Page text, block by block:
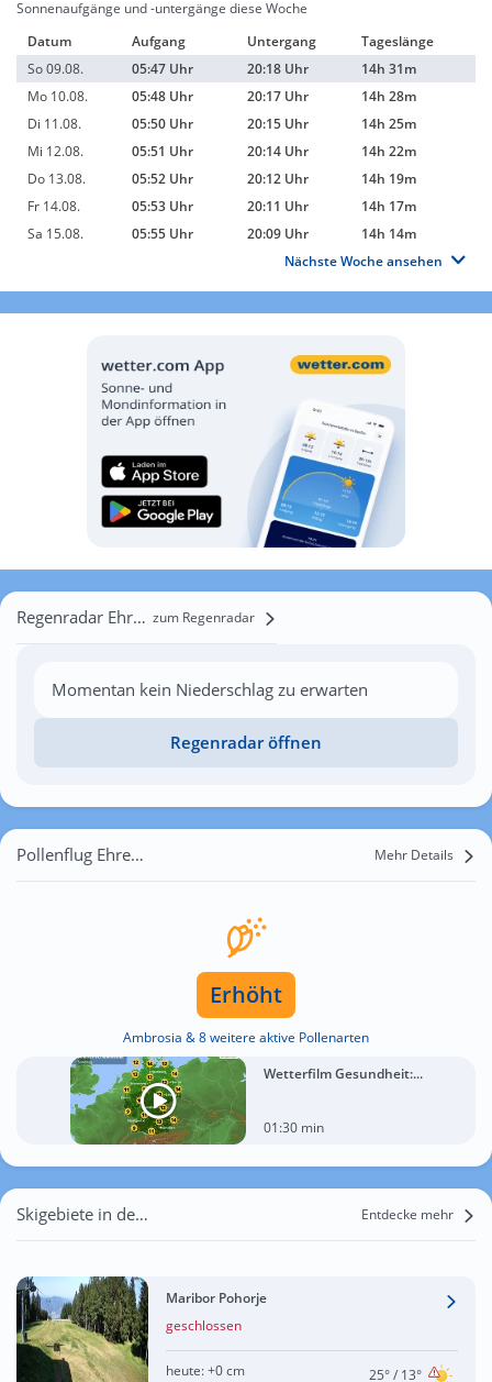
Sonnenaufgänge und -untergänge diese Woche
Datum
Aufgang Untergang
Tageslänge
So 09.08.
05:47 Uhr 20:18 Uhr
14h 31m
Mo 10.08.
05:48 Uhr 20:17 Uhr
14h 28m
Di 11.08.
05:50 Uhr 20:15 Uhr
14h 25m
Mi 12.08.
05:51 Uhr 20:14 Uhr
14h 22m
Do 13.08.
05:52 Uhr 20:12 Uhr
14h 19m
Fr 14.08.
05:53 Uhr 20:11 Uhr
14h 17m
Sa 15.08.
05:55 Uhr 20:09 Uhr
14h 14m
Nächste Woche ansehen
Regenradar Ehrenhausen zum Regenradar
Momentan kein Niederschlag zu erwarten
Regenradar öffnen
Pollenflug Ehrenhausen Mehr Details
Erhöht
Ambrosia & 8 weitere aktive Pollenarten
Wetterfilm Gesundheit:...
01:30 min
Skigebiete in der Nähe von Ehrenhausen Entdecke mehr
Maribor Pohorje
geschlossen
heute:+0 cm 25°/ 13°